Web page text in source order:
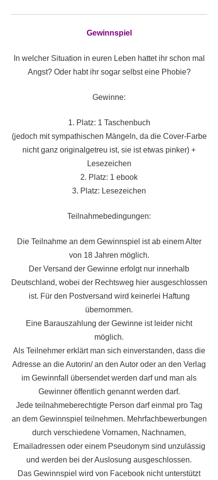
Gewinnspiel
In welcher Situation in euren Leben hattet ihr schon mal
Angst? Oder habt ihr sogar selbst eine Phobie?
Gewinne:
1. Platz: 1 Taschenbuch
(jedoch mit sympathischen Mängeln, da die Cover-Farbe
nicht ganz originalgetreu ist, sie ist etwas pinker) +
Lesezeichen
2. Platz: 1 ebook
3. Platz: Lesezeichen
Teilnahmebedingungen:
Die Teilnahme an dem Gewinnspiel ist ab einem Alter
von 18 Jahren möglich.
Der Versand der Gewinne erfolgt nur innerhalb
Deutschland, wobei der Rechtsweg hier ausgeschlossen
ist. Für den Postversand wird keinerlei Haftung
übernommen.
Eine Barauszahlung der Gewinne ist leider nicht
möglich.
Als Teilnehmer erklärt man sich einverstanden, dass die
Adresse an die Autorin/ an den Autor oder an den Verlag
im Gewinnfall übersendet werden darf und man als
Gewinner öffentlich genannt werden darf.
Jede teilnahmeberechtigte Person darf einmal pro Tag
an dem Gewinnspiel teilnehmen. Mehrfachbewerbungen
durch verschiedene Vornamen, Nachnamen,
Emailadressen oder einem Pseudonym sind unzulässig
und werden bei der Auslosung ausgeschlossen.
Das Gewinnspiel wird von Facebook nicht unterstützt